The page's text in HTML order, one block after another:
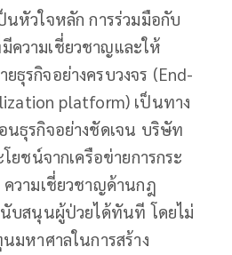
นหัวใจหลัก การร่วมมือกับ
วามเชี่ยวชาญและให้
ธุรกิจอย่างครบวงจร (End-
platform) เป็นทาง
นธุรกิจอย่างชัดเจน บริษัท
ยชน์จากเครือข่ายการกระ
วามเชี่ยวชาญด้านกฎ
นับสนุนผู้ป่วยได้ทันที โดยไม่
มหาศาลในการสร้าง